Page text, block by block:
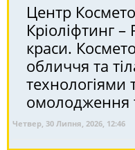
Центр
Кріоліфтинг –
краси.
обличчя та
технологіями
омолодження
Четвер, 30 Липня, 2026, 12:46